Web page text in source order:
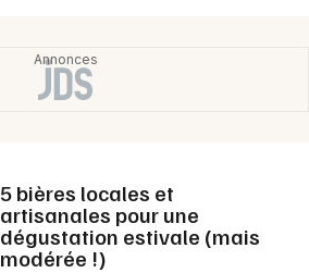
5 bières locales et
artisanales pour une
dégustation estivale (mais
modérée !)